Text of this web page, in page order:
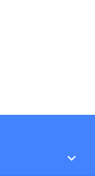
keyboard_arrow_down